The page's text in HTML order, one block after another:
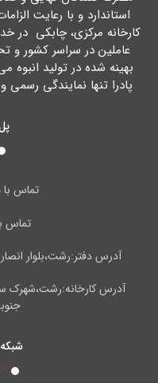
استاندارد و با رعایت
کارخانه مرکزي، چابکی
عاملین در سراسر کشور
بهینه شده در تولید انبوه
پادرا تنها نمایندگی
تماس
تماس
آدرس دفتر:رشت،بلوار
آدرس کارخانه:رشت،شهرک